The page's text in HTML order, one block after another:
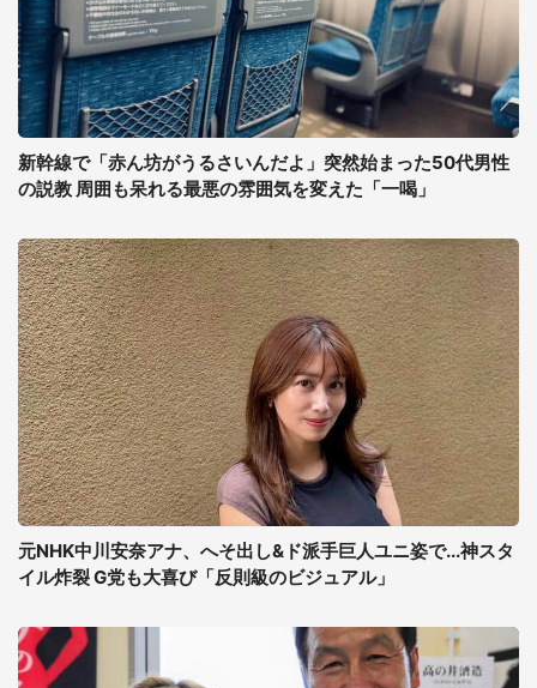
新幹線で「赤ん坊がうるさいんだよ」突然始まった50代男性
の説教 周囲も呆れる最悪の雰囲気を変えた「一喝」
元NHK中川安奈アナ、へそ出し&ド派手巨人ユニ姿で...神スタ
イル炸裂 G党も大喜び「反則級のビジュアル」